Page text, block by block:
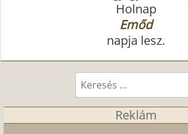
Holnap
Emőd
napja lesz.
Keresés...
Reklám